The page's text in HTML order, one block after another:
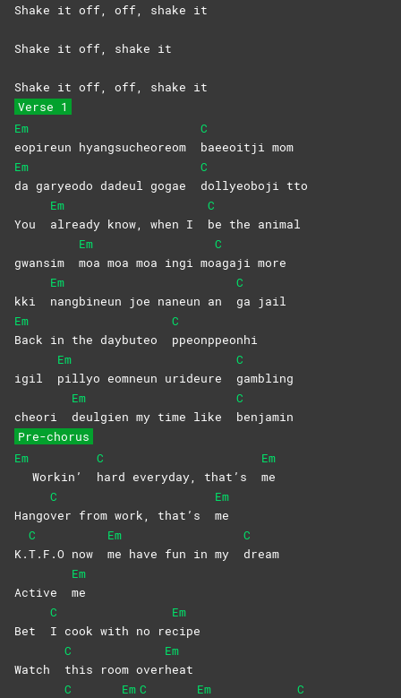
Shake it off, off, shake it
Shake it off, shake it
Shake it off, off, shake it
Verse 1
Em
eopireun hyangsucheoreom
C
baeeoitji mom
Em
da garyeodo dadeul gogae
C
dollyeoboji tto
You
Em
already know, when I
C
be the animal
gwansim
Em
moa moa moa ingi mo
C
agaji more
kki
Em
nangbineun joe naneun an
C
ga
jail
Em
Back in the daybuteo
C
ppeonppeonhi
igil
Em
pillyo eomneun urideure
C
gambling
cheori
Em
deulgien my time like
C
benjamin
Pre-chorus
Em
Workin’
C
hard everyday, that’s
Em
me
Hango
C
ver from work, that’s
Em
me
K.
C
T.F.O now
Em
me have fun in my
C
dream
Active
Em
me
Bet
C
I cook with no re
Em
cipe
Watch
C
this room over
Em
heat
C
Em C
Em
C